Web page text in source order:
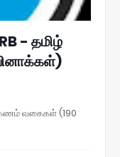
- தமிழ்
வகைகள் (190